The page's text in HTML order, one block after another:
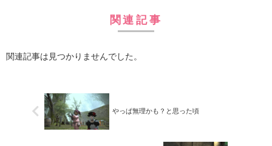
関連記事
関連記事は見つかりませんでした。
やっぱ無理かも？と思った頃